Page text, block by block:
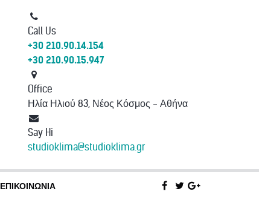
Call Us
+30 210.90.14.154
+30 210.90.15.947
Office
Ηλία Ηλιού 83, Νέος Κόσμος - Αθήνα
Say Hi
studioklima@studioklima.gr
ΕΠΙΚΟΙΝΩΝΊΑ